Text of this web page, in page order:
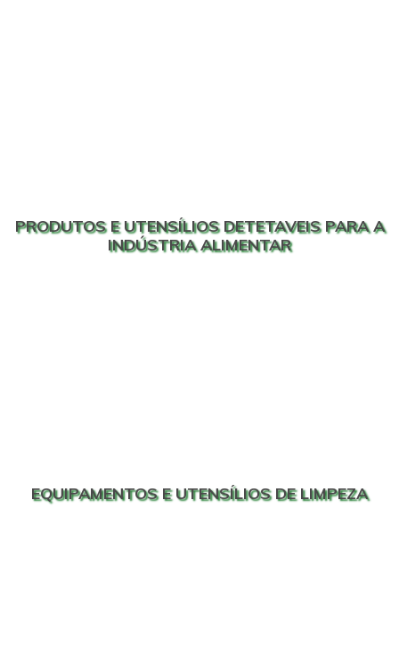
PRODUTOS E UTENSÍLIOS DETETAVEIS PARA A
INDÚSTRIA ALIMENTAR
EQUIPAMENTOS E UTENSÍLIOS DE LIMPEZA